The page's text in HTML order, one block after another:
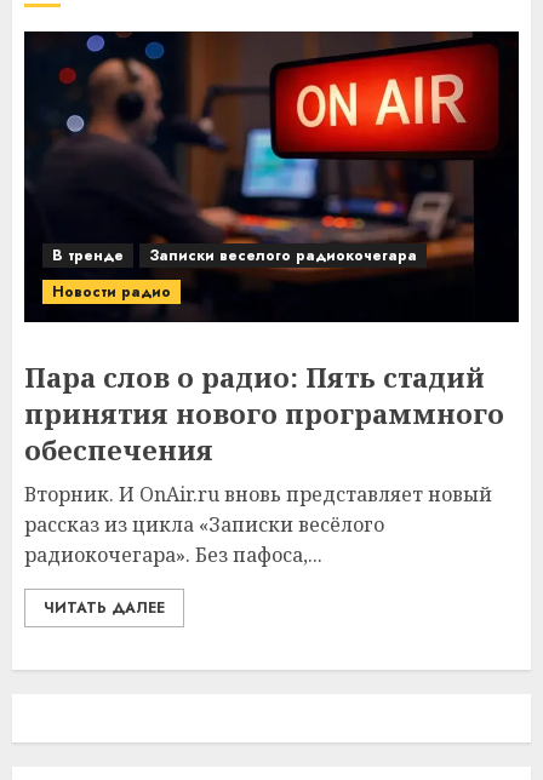
В тренде
Записки веселого радиокочегара
Новости радио
Пара слов о радио: Пять стадий
принятия нового программного
обеспечения
Вторник. И OnAir.ru вновь представляет новый
рассказ из цикла «Записки весёлого
радиокочегара». Без пафоса,...
ЧИТАТЬ ДАЛЕЕ